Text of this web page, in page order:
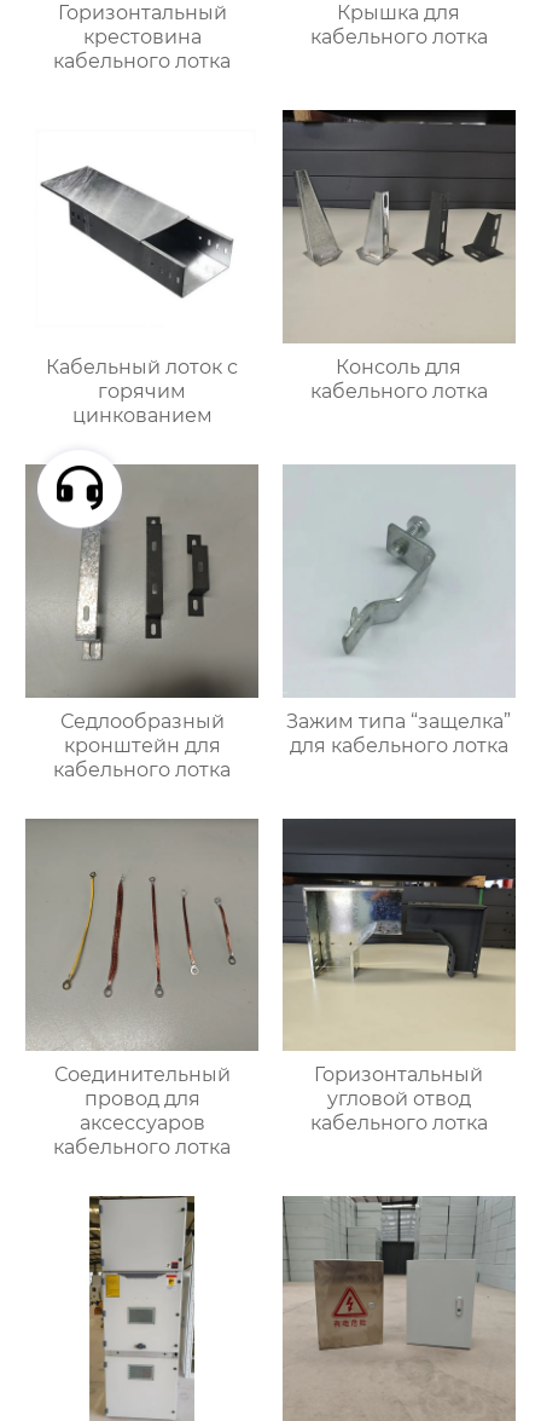
Горизонтальный
крестовина
кабельного лотка
Крышка для
кабельного лотка
Кабельный лоток с
горячим
цинкованием
Консоль для
кабельного лотка
Седлообразный
кронштейн для
кабельного лотка
Зажим типа “защелка”
для кабельного лотка
Соединительный
провод для
аксессуаров
кабельного лотка
Горизонтальный
угловой отвод
кабельного лотка